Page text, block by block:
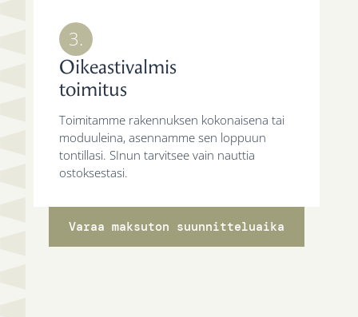
3.
Oikeastivalmis
toimitus
Toimitamme rakennuksen kokonaisena tai
moduuleina, asennamme sen loppuun
tontillasi. SInun tarvitsee vain nauttia
ostoksestasi.
Varaa maksuton suunnitteluaika